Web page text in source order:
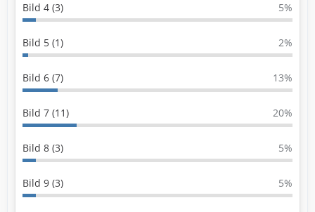
Bild 4 (3) 5%
Bild 5 (1) 2%
Bild 6 (7) 13%
Bild 7 (11) 20%
Bild 8 (3) 5%
Bild 9 (3) 5%